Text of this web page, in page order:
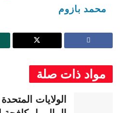
محمد بازوم
مواد ذات صلة
الولايات